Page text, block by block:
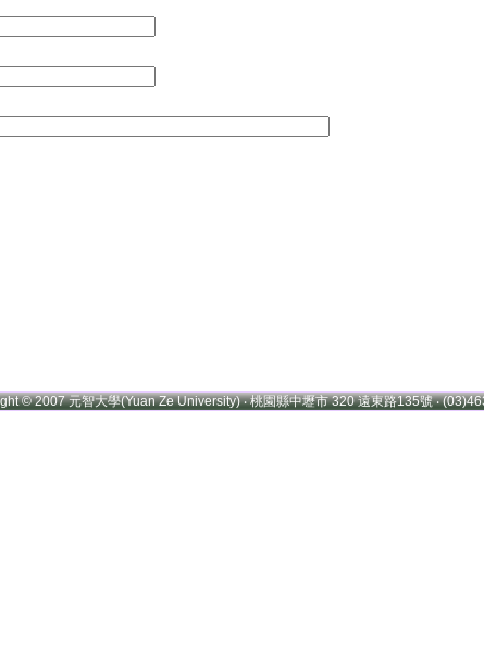
© 2007 元智大學(Yuan Ze University) ‧ 桃園縣中壢市 320 遠東路135號 ‧